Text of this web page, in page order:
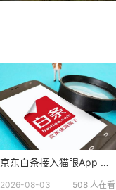
京东白条接入猫眼App 打造“先观影 后付款”便捷支付方式
2026-08-03 508 人在看